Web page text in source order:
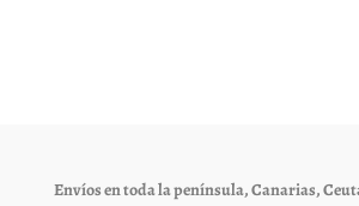
Envíos en toda la península, Canarias,